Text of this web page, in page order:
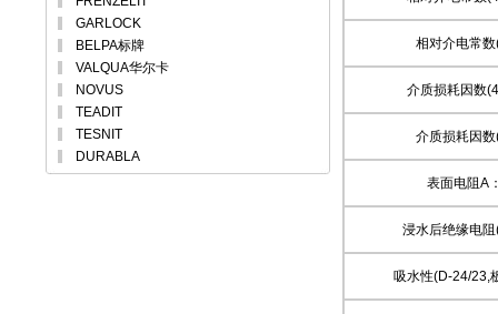
GARLOCK
BELPA标牌
VALQUA华尔卡
NOVUS
TEADIT
TESNIT
DURABLA
相对介电常
介质损耗因数
介质损耗因
表面电阻A
浸水后绝缘电
吸水性(D-24/23,